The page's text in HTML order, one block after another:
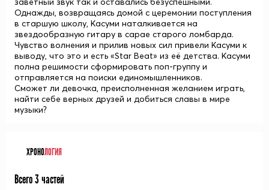
Однажды, возвращаясь домой с церемонии поступления
в старшую школу, Касуми наталкивается на
звездообразную гитару в сарае старого ломбарда.
Чувство волнения и прилив новых сил привели Касуми к
выводу, что это и есть «Star Beat» из её детства. Касуми
полна решимости сформировать поп-группу и
отправляется на поиски единомышленников.
Сможет ли девочка, преисполненная желанием играть,
найти себе верных друзей и добиться славы в мире
музыки?
ХРОНОЛОГИЯ
Всего 3 частей